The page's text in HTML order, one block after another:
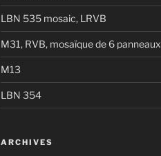
LBN 535 mosaic, LRVB
M31, RVB, mosaïque de 6 panneaux
M13
LBN 354
ARCHIVES